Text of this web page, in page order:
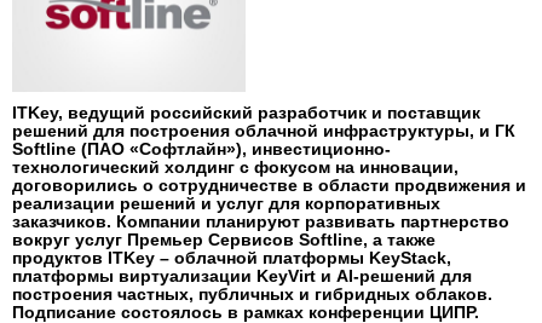
ITKey, ведущий российский разработчик и поставщик
решений для построения облачной инфраструктуры, и ГК
Softline (ПАО «Софтлайн»), инвестиционно-
технологический холдинг с фокусом на инновации,
договорились о сотрудничестве в области продвижения и
реализации решений и услуг для корпоративных
заказчиков. Компании планируют развивать партнерство
вокруг услуг Премьер Сервисов Softline, а также
продуктов ITKey – облачной платформы KeyStack,
платформы виртуализации KeyVirt и AI-решений для
построения частных, публичных и гибридных облаков.
Подписание состоялось в рамках конференции ЦИПР.